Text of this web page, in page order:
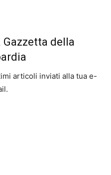
Gazzetta della
articoli inviati alla tua e-